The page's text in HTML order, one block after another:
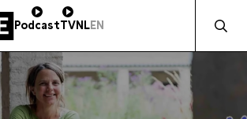
content
PodcastTVNLEN